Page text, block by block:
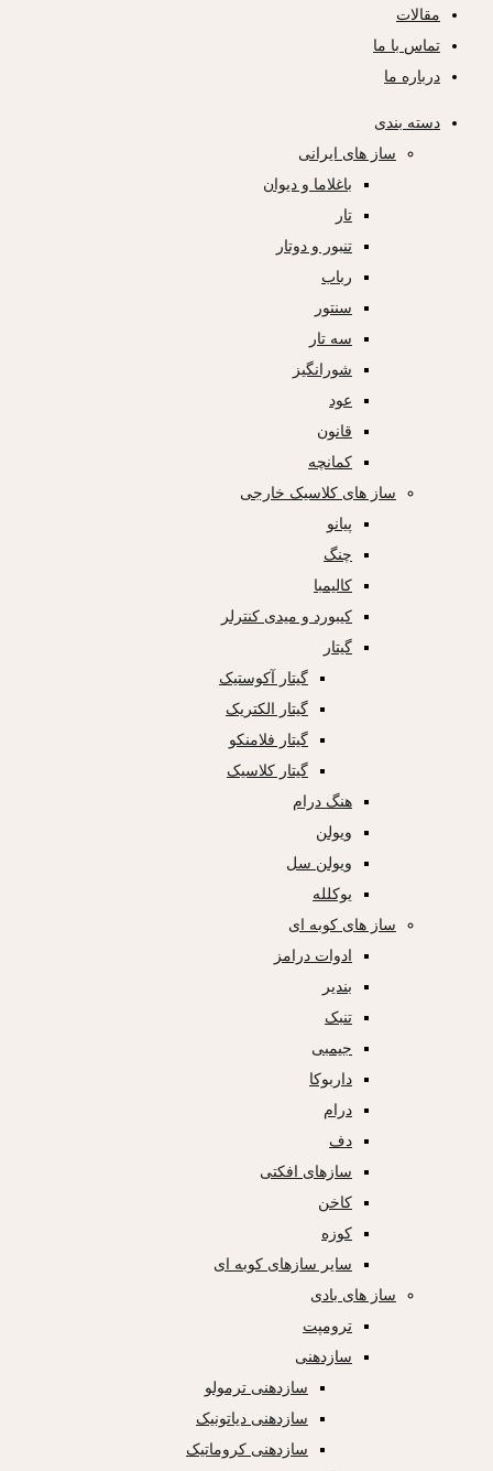
مقالات
تماس با ما
درباره ما
دسته بندی
ساز های ایرانی
باغلاما و دیوان
تار
تنبور و دوتار
رباب
سنتور
سه تار
شورانگیز
عود
قانون
کمانچه
ساز های کلاسیک خارجی
پیانو
چنگ
کالیمبا
کیبورد و میدی کنترلر
گیتار
گیتار آکوستیک
گیتار الکتریک
گیتار فلامنکو
گیتار کلاسیک
هنگ درام
ویولن
ویولن سل
یوکلله
ساز های کوبه ای
ادوات درامز
بندیر
تنبک
جیمبی
داربوکا
درام
دف
سازهای افکتی
کاخن
کوزه
سایر سازهای کوبه ای
ساز های بادی
ترومپت
سازدهنی
سازدهنی ترمولو
سازدهنی دیاتونیک
سازدهنی کروماتیک